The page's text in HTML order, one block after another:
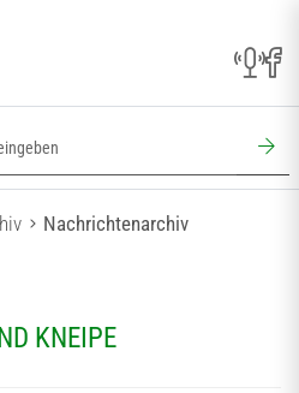
Nachrichtenarchiv
KNEIPE